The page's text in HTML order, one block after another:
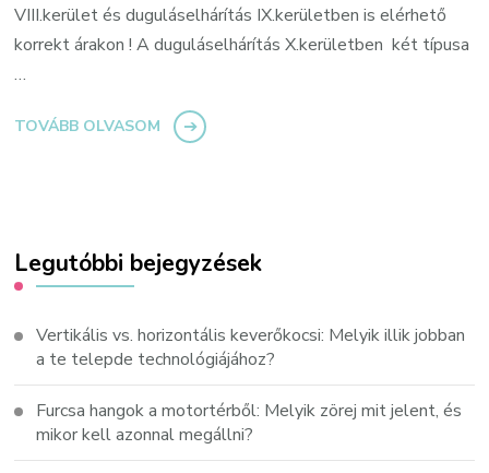
VIII.kerület és duguláselhárítás IX.kerületben is elérhető
korrekt árakon ! A duguláselhárítás X.kerületben két típusa
…
TOVÁBB OLVASOM
Legutóbbi bejegyzések
Vertikális vs. horizontális keverőkocsi: Melyik illik jobban
a te telepde technológiájához?
Furcsa hangok a motortérből: Melyik zörej mit jelent, és
mikor kell azonnal megállni?